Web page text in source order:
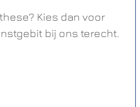
Kies dan voor
bij ons terecht.